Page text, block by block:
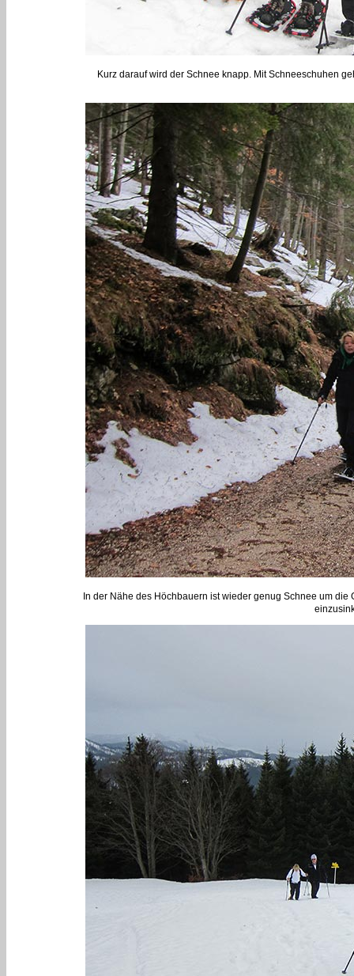
Kurz darauf wird der Schnee knapp. Mit Schneeschuhen
In der Nähe des Höchbauern ist wieder genug Schnee um